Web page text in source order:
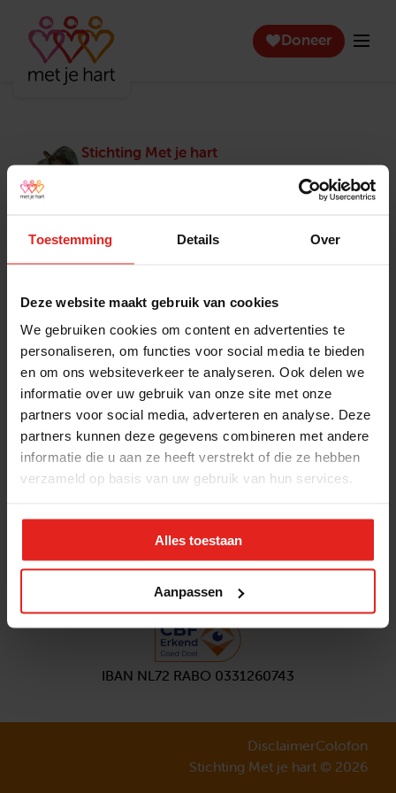
Toestemming Details Over
Deze website maakt gebruik van cookies
We gebruiken cookies om content en advertenties te
personaliseren, om functies voor social media te bieden
en om ons websiteverkeer te analyseren. Ook delen we
informatie over uw gebruik van onze site met onze
partners voor social media, adverteren en analyse. Deze
partners kunnen deze gegevens combineren met andere
informatie die u aan ze heeft verstrekt of die ze hebben
verzameld op basis van uw gebruik van hun services.
Alles toestaan
Aanpassen
Doneer
Stichting Met je hart
Stichting Met je hart laat ouderen die zich
eenzaam voelen weer genieten en inspireert
winnaar van het Appeltje van Oranje.
Actuele vacatures
Pers en media
Jaarverslag 2025
Contact
Klachtenprocedure
Privacyverklaring
Opzeggen
Volg ons
Aanmeldennieuwsbrief
IBAN NL72 RABO 0331260743
DisclaimerColofon
Stichting Met je hart © 2026